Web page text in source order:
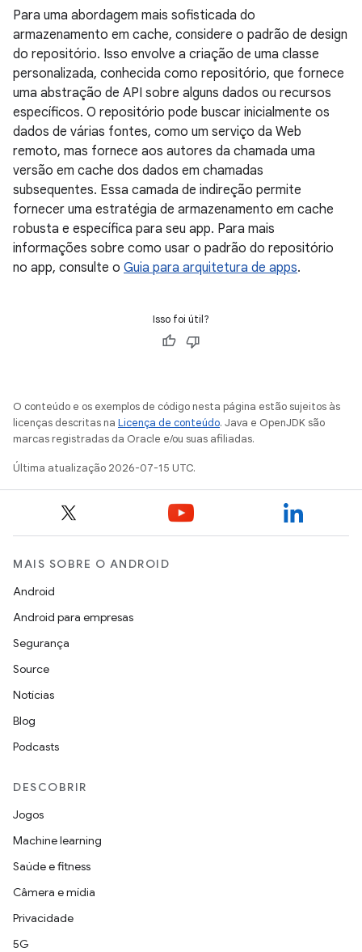
Para uma abordagem mais sofisticada do
armazenamento em cache, considere o padrão de design
do repositório. Isso envolve a criação de uma classe
personalizada, conhecida como repositório, que fornece
uma abstração de API sobre alguns dados ou recursos
específicos. O repositório pode buscar inicialmente os
dados de várias fontes, como um serviço da Web
remoto, mas fornece aos autores da chamada uma
versão em cache dos dados em chamadas
subsequentes. Essa camada de indireção permite
fornecer uma estratégia de armazenamento em cache
robusta e específica para seu app. Para mais
informações sobre como usar o padrão do repositório
no app, consulte o Guia para arquitetura de apps.
Isso foi útil?
O conteúdo e os exemplos de código nesta página estão sujeitos às
licenças descritas na Licença de conteúdo. Java e OpenJDK são
marcas registradas da Oracle e/ou suas afiliadas.
Última atualização 2026-07-15 UTC.
MAIS SOBRE O ANDROID
Android
Android para empresas
Segurança
Source
Notícias
Blog
Podcasts
DESCOBRIR
Jogos
Machine learning
Saúde e fitness
Câmera e mídia
Privacidade
5G